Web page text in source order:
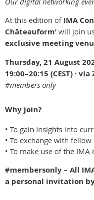
At this edition of IMA
Châteauform’ will join
exclusive meeting
Thursday, 21 August
19:00–20:15 (CEST) · via
#members only
Why join?
• To gain insights into
• To exchange with
• To make use of the
#membersonly – All
a personal invitation